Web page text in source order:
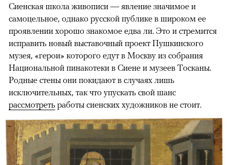
Сиенская школа живописи — явление значимое и
самоцельное, однако русской публике в широком ее
проявлении хорошо знакомое едва ли. Это и стремится
исправить новый выставочный проект Пушкинского
музея, «герои» которого едут в Москву из собрания
Национальной пинакотеки в Сиене и музеев Тосканы.
Родные стены они покидают в случаях лишь
исключительных, так что упускать свой шанс
рассмотреть работы сиенских художников не стоит.